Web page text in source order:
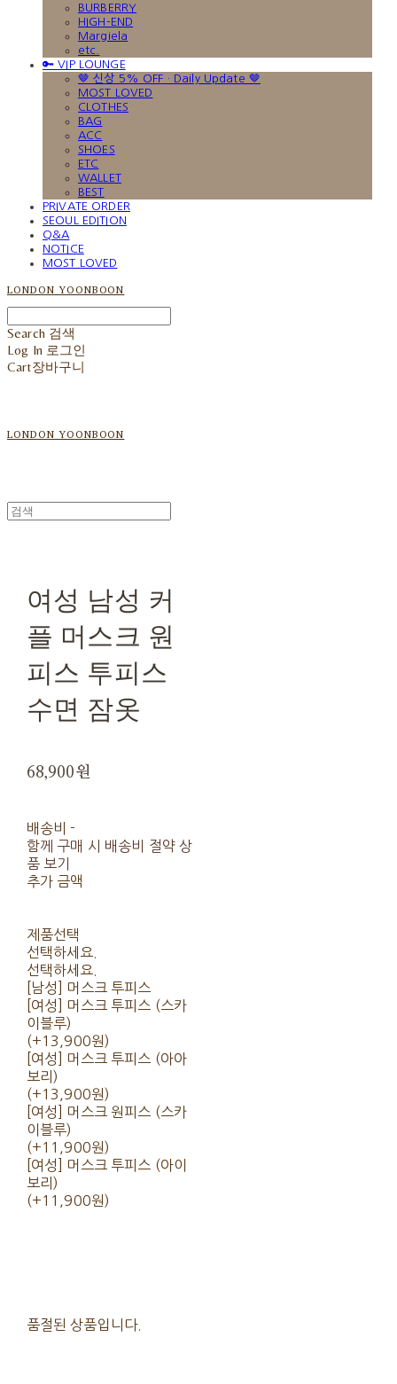
BURBERRY
HIGH-END
Margiela
etc.
🔑 VIP LOUNGE
🤎 신상 5% OFF · Daily Update 🤎
MOST LOVED
CLOTHES
BAG
ACC
SHOES
ETC
WALLET
BEST
PRIVATE ORDER
SEOUL EDITION
Q&A
NOTICE
MOST LOVED
LONDON YOONBOON
Search 검색
Log In 로그인
Cart장바구니
LONDON YOONBOON
여성 남성 커
플 머스크 원
피스 투피스
수면 잠옷
68,900원
배송비 -
함께 구매 시 배송비 절약 상
품 보기
추가 금액
제품선택
선택하세요.
선택하세요.
[남성] 머스크 투피스
[여성] 머스크 투피스 (스카
이블루)
(+13,900원)
[여성] 머스크 투피스 (아아
보리)
(+13,900원)
[여성] 머스크 원피스 (스카
이블루)
(+11,900원)
[여성] 머스크 투피스 (아이
보리)
(+11,900원)
품절된 상품입니다.